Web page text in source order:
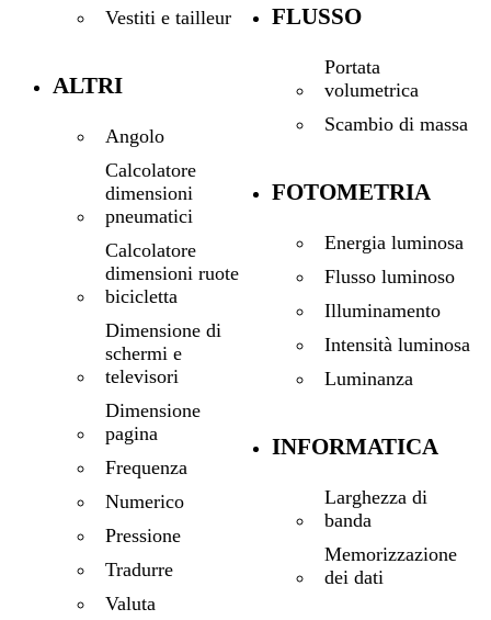
Vestiti e tailleur
ALTRI
Angolo
Calcolatore
dimensioni
pneumatici
Calcolatore
dimensioni ruote
bicicletta
Dimensione di
schermi e
televisori
Dimensione
pagina
Frequenza
Numerico
Pressione
Tradurre
Valuta
FLUSSO
Portata
volumetrica
Scambio di massa
FOTOMETRIA
Energia luminosa
Flusso luminoso
Illuminamento
Intensità luminosa
Luminanza
INFORMATICA
Larghezza di
banda
Memorizzazione
dei dati